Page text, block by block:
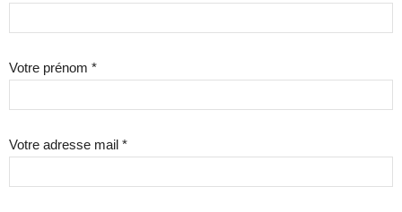
Votre prénom *
Votre adresse mail *